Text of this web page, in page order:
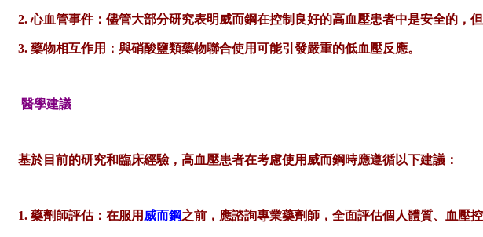
2. 心血管事件：儘管大部分研究表明威而鋼在控制良好的高血壓患者中是安全的，
3. 藥物相互作用：與硝酸鹽類藥物聯合使用可能引發嚴重的低血壓反應。
醫學建議
基於目前的研究和臨床經驗，高血壓患者在考慮使用威而鋼時應遵循以下建議：
1. 藥劑師評估：在服用威而鋼之前，應諮詢專業藥劑師，全面評估個人體質、血壓